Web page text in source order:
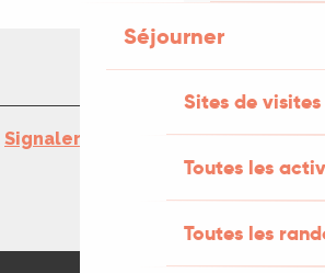
Séjourner
Sites de visites
Toutes les
Toutes les
Signaler une erreur